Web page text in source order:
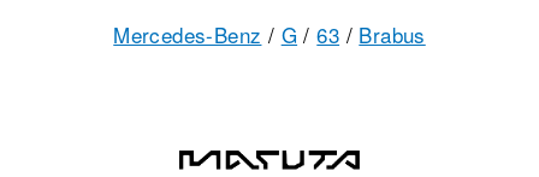
Mercedes-Benz / G / 63 / Brabus